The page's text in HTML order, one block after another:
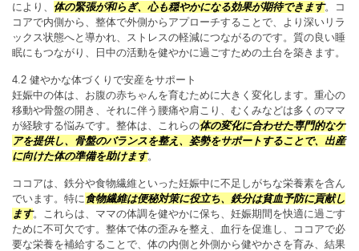
により、 体の緊張が和らぎ、心も穏やかになる効果が期待できます。コ
コアで内側から、整体で外側からアプローチすることで、より深いリラ
ックス状態へと導かれ、ストレスの軽減につながるのです。質の良い睡
眠にもつながり、日中の活動を健やかに過ごすための土台を築きます。
4.2 健やかな体づくりで安産をサポート
妊娠中の体は、お腹の赤ちゃんを育むために大きく変化します。重心の
移動や骨盤の開き、それに伴う腰痛や肩こり、むくみなどは多くのママ
が経験する悩みです。整体は、これらの体の変化に合わせた専門的なケ
アを提供し、骨盤のバランスを整え、姿勢をサポートすることで、出産
に向けた体の準備を助けます。
ココアは、鉄分や食物繊維といった妊娠中に不足しがちな栄養素を含ん
でいます。特に食物繊維は便秘対策に役立ち、鉄分は貧血予防に貢献し
ます。これらは、ママの体調を健やかに保ち、妊娠期間を快適に過ごす
ために不可欠です。整体で体の歪みを整え、血行を促進し、ココアで必
要な栄養を補給することで、体の内側と外側から健やかさを育み、結果